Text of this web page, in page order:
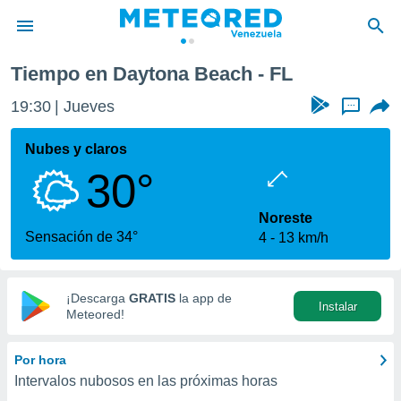
de
ha
calidad.
a este
las
y
digital
basada
Tiempo en Daytona Beach - FL
19:30 Jueves ...
Nubes y claros
30°
Sensación de 34°
Noreste
4
13 km/h
¡Descarga GRATIS la app de
Meteored!
Instalar
Por hora
Intervalos nubosos en las próximas horas